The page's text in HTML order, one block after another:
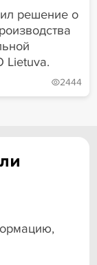
решение о
Lietuva.
2444